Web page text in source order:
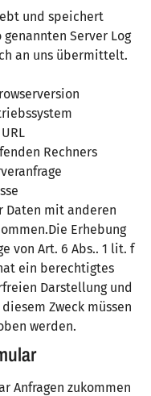
und speichert
Server Log
an uns übermittelt.
Rechners
Daten mit anderen
Erhebung
von Art. 6 Abs.. 1 lit. f
ein berechtigtes
Darstellung und
Zweck müssen
werden.
Anfragen zukommen